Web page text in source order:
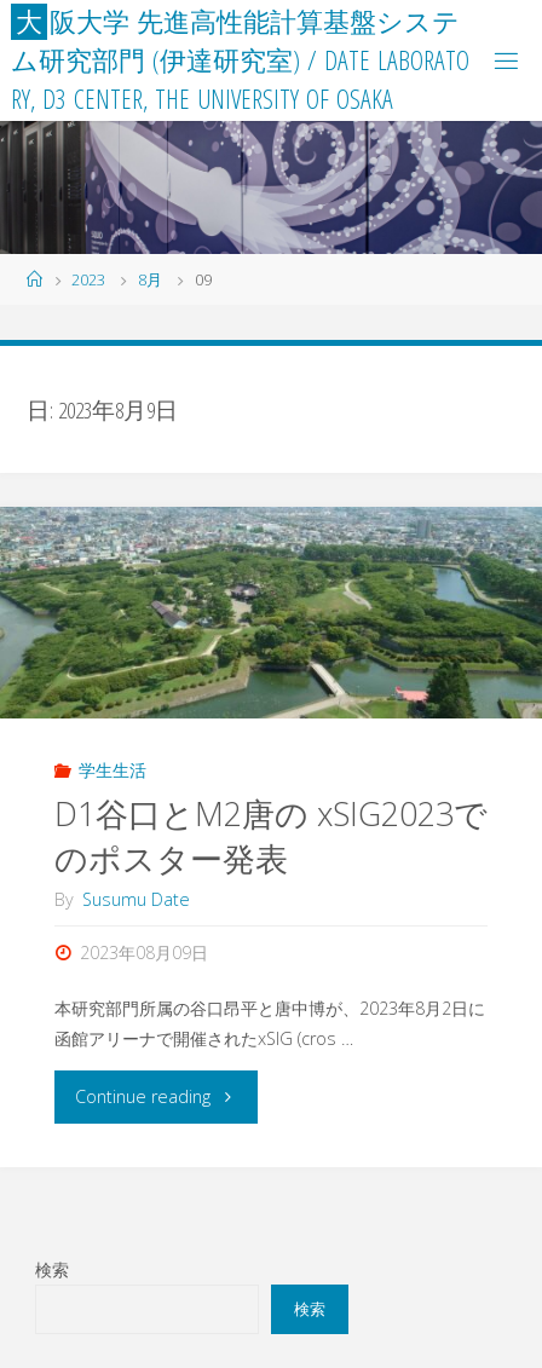
ン
テ
ン
ツ
へ
ッ
大 阪大学 先進高性能計算基盤システ
ム研究部門 (伊達研究室) / DATE LABORATO
RY, D3 CENTER, THE UNIVERSITY OF OSAKA
ホ
2023 8月 09
日: 2023年8月9日
学生生活
D1谷口とM2唐の xSIG2023で
のポスター発表
By Susumu Date
2023年08月09日
本研究部門所属の谷口昂平と唐中博が、2023年8月2日に
函館アリーナで開催されたxSIG (cros …
Continue reading"D1
検索
検索